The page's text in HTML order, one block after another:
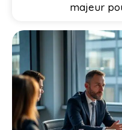
majeur